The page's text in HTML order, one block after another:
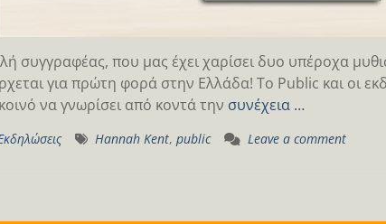
συγγραφέας, που μας έχει χαρίσει δυο υπέροχα
για πρώτη φορά στην Ελλάδα! Το Public και οι
να γνωρίσει από κοντά την συνέχεια …
Hannah Kent, public Leave a comment